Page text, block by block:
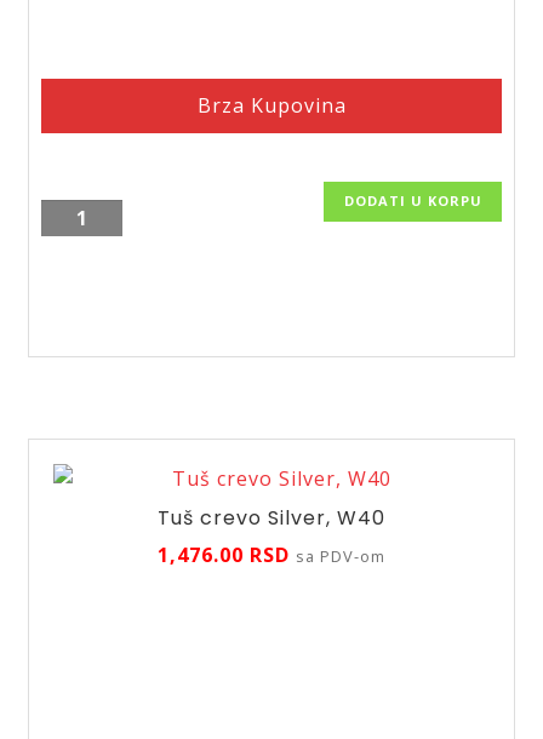
Brza Kupovina
Kvadratna
tuš
DODATI U KORPU
Tuš crevo Silver, W40
1,476.00 RSD sa PDV-om